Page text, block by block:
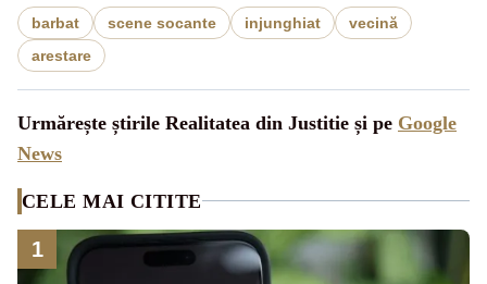
barbat scene socante injunghiat
vecină
arestare
Urmărește știrile Realitatea din Justitie și pe Google
News
CELE MAI CITITE
1